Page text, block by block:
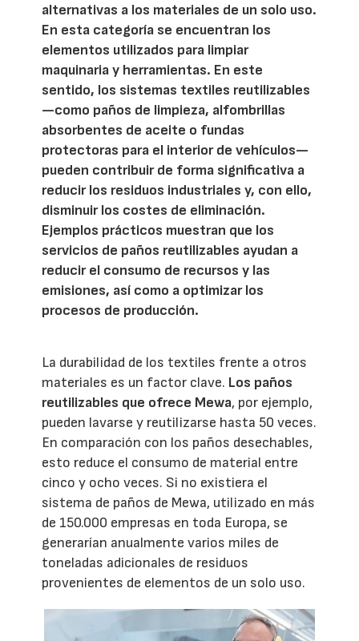
alternativas a los materiales de un solo uso.
En esta categoría se encuentran los
elementos utilizados para limpiar
maquinaria y herramientas. En este
sentido, los sistemas textiles reutilizables
—como paños de limpieza, alfombrillas
absorbentes de aceite o fundas
protectoras para el interior de vehículos—
pueden contribuir de forma significativa a
reducir los residuos industriales y, con ello,
disminuir los costes de eliminación.
Ejemplos prácticos muestran que los
servicios de paños reutilizables ayudan a
reducir el consumo de recursos y las
emisiones, así como a optimizar los
procesos de producción.
La durabilidad de los textiles frente a otros
materiales es un factor clave. Los paños
reutilizables que ofrece Mewa, por ejemplo,
pueden lavarse y reutilizarse hasta 50 veces.
En comparación con los paños desechables,
esto reduce el consumo de material entre
cinco y ocho veces. Si no existiera el
sistema de paños de Mewa, utilizado en más
de 150.000 empresas en toda Europa, se
generarían anualmente varios miles de
toneladas adicionales de residuos
provenientes de elementos de un solo uso.